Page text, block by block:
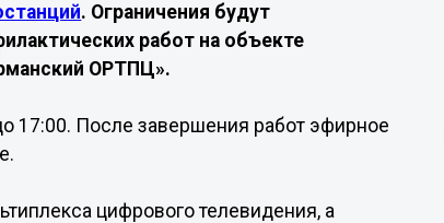
. Ограничения будут
работ на объекте
ОРТПЦ».
17:00. После завершения работ эфирное
цифрового телевидения, а